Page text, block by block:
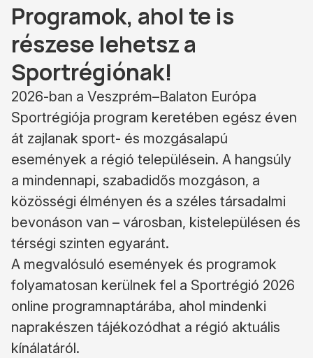
Programok, ahol te is
részese lehetsz a
Sportrégiónak!
2026-ban a Veszprém–Balaton Európa
Sportrégiója program keretében egész éven
át zajlanak sport- és mozgásalapú
események a régió településein. A hangsúly
a mindennapi, szabadidős mozgáson, a
közösségi élményen és a széles társadalmi
bevonáson van – városban, kistelepülésen és
térségi szinten egyaránt.
A megvalósuló események és programok
folyamatosan kerülnek fel a Sportrégió 2026
online programnaptárába, ahol mindenki
naprakészen tájékozódhat a régió aktuális
kínálatáról.